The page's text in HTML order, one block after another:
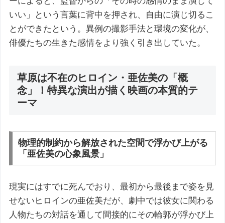
いい」という言葉に背中を押され、自由に演じ切るこ
とができたという。異例の撮影手法と環境の変化が、
俳優たちの生きた感情をより強く引き出していた。
草原は不在のヒロイン・亜佐美の「概
念」！特異な演出が描く映画の本質的テ
ーマ
物理的制約から解放された空間で浮かび上がる
「亜佐美の心象風景」
現実にはすでに死んでおり、最初から最後まで姿を見
せないヒロインの亜佐美だが、劇中では彼女に関わる
人物たちの対話を通して間接的にその輪郭が浮かび上